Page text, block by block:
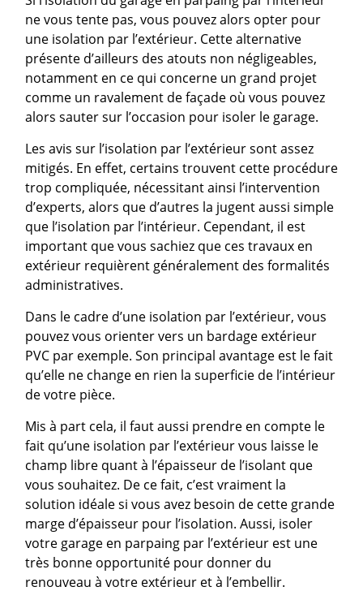
ne vous tente pas, vous pouvez alors opter pour
une isolation par l’extérieur. Cette alternative
présente d’ailleurs des atouts non négligeables,
notamment en ce qui concerne un grand projet
comme un ravalement de façade où vous pouvez
alors sauter sur l’occasion pour isoler le garage.
Les avis sur l’isolation par l’extérieur sont assez
mitigés. En effet, certains trouvent cette procédure
trop compliquée, nécessitant ainsi l’intervention
d’experts, alors que d’autres la jugent aussi simple
que l’isolation par l’intérieur. Cependant, il est
important que vous sachiez que ces travaux en
extérieur requièrent généralement des formalités
administratives.
Dans le cadre d’une isolation par l’extérieur, vous
pouvez vous orienter vers un bardage extérieur
PVC par exemple. Son principal avantage est le fait
qu’elle ne change en rien la superficie de l’intérieur
de votre pièce.
Mis à part cela, il faut aussi prendre en compte le
fait qu’une isolation par l’extérieur vous laisse le
champ libre quant à l’épaisseur de l’isolant que
vous souhaitez. De ce fait, c’est vraiment la
solution idéale si vous avez besoin de cette grande
marge d’épaisseur pour l’isolation. Aussi, isoler
votre garage en parpaing par l’extérieur est une
très bonne opportunité pour donner du
renouveau à votre extérieur et à l’embellir.